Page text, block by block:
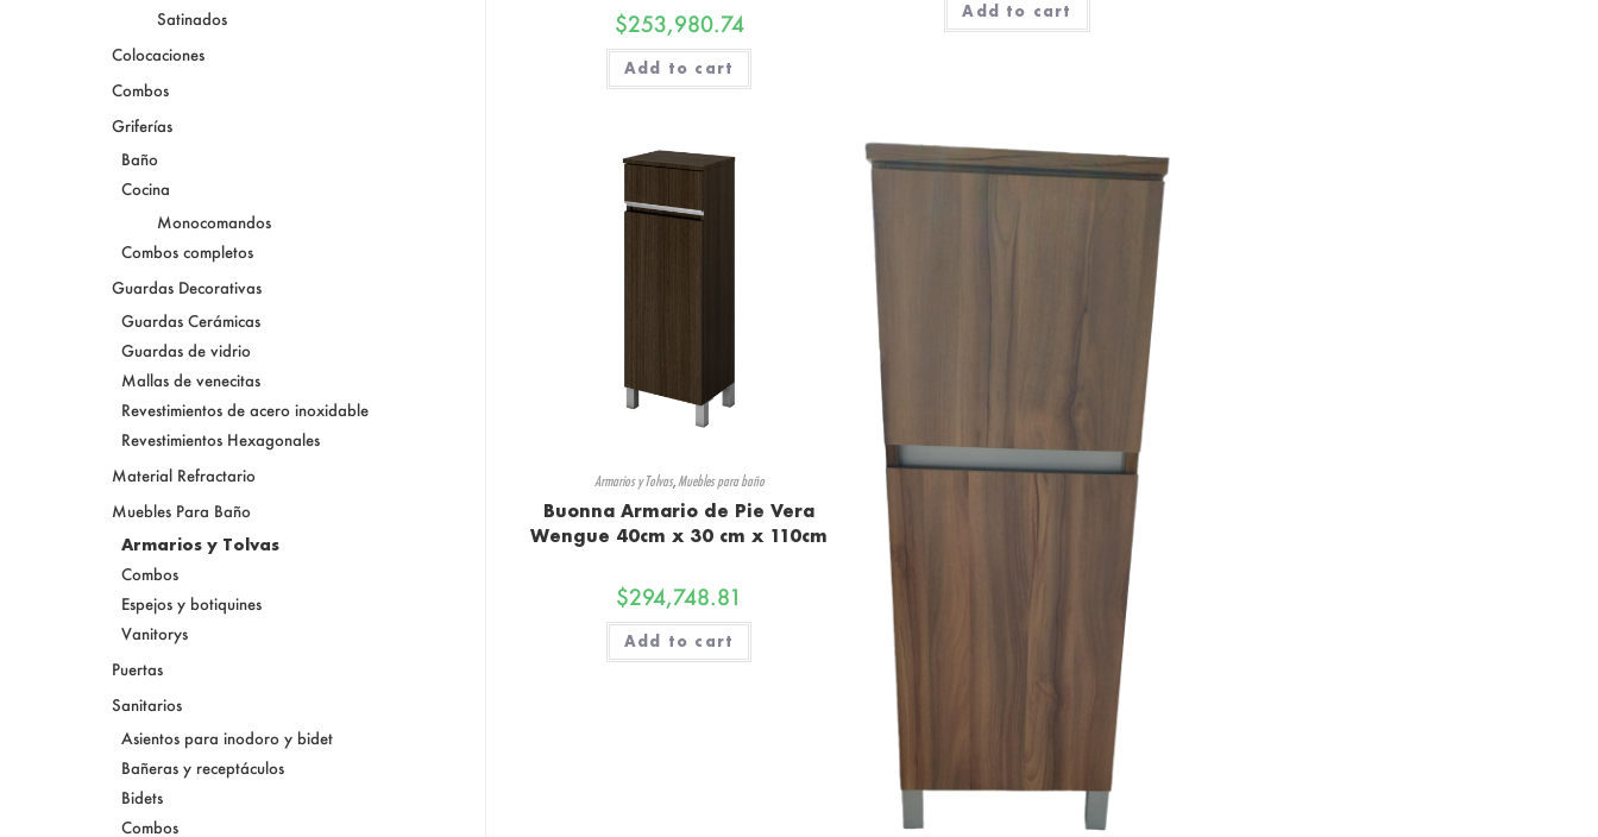
Satinados
Colocaciones
Combos
Griferías
Baño
Cocina
Monocomandos
Combos completos
Guardas Decorativas
Guardas Cerámicas
Guardas de vidrio
Mallas de venecitas
Revestimientos de acero inoxidable
Revestimientos Hexagonales
Material Refractario
Muebles Para Baño
Armarios y Tolvas
Combos
Espejos y botiquines
Vanitorys
Puertas
Sanitarios
Asientos para inodoro y bidet
Bañeras y receptáculos
Bidets
Combos
$253,980.74
Add to cart
Add to cart
Armarios y Tolvas,Muebles para baño
Buonna Armario de Pie Vera
Wengue 40cm x 30 cm x 110cm
$294,748.81
Add to cart